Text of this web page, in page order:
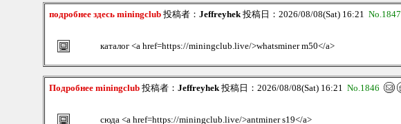
подробнее здесь miningclub投稿者： Jeffreyhek投稿日：2026/08/08(Sat) 16:21 No.1847
каталог <a href=https://miningclub.live/>whatsminer m50</a>
Подробнее miningclub投稿者： Jeffreyhek投稿日：2026/08/08(Sat) 16:21 No.1846
сюда <a href=https://miningclub.live/>antminer s19</a>